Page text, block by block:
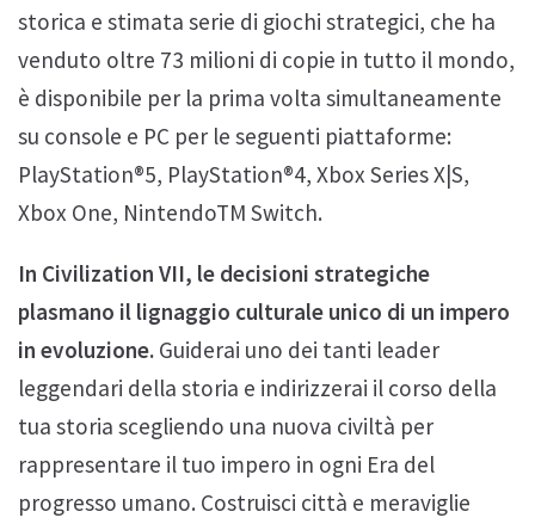
storica e stimata serie di giochi strategici, che ha
venduto oltre 73 milioni di copie in tutto il mondo,
è disponibile per la prima volta simultaneamente
su console e PC per le seguenti piattaforme:
PlayStation®5, PlayStation®4, Xbox Series X|S,
Xbox One, NintendoTM Switch.
In Civilization VII, le decisioni strategiche
plasmano il lignaggio culturale unico di un impero
in evoluzione. Guiderai uno dei tanti leader
leggendari della storia e indirizzerai il corso della
tua storia scegliendo una nuova civiltà per
rappresentare il tuo impero in ogni Era del
progresso umano. Costruisci città e meraviglie